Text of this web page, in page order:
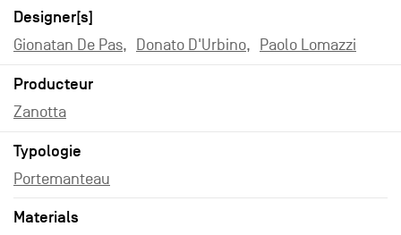
Designer[s]
Gionatan De Pas Donato D'Urbino Paolo Lomazzi
Producteur
Zanotta
Typologie
Portemanteau
Materials